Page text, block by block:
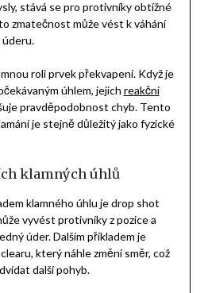
stává se pro protivníky obtížné
zmatečnost může vést k váhání
roli prvek překvapení. Když je
úhlem, jejich reakční
pravděpodobnost chyb. Tento
je stejně důležitý jako fyzické
klamných úhlů
klamného úhlu je drop shot
vyvést protivníky z pozice a
úder. Dalším příkladem je
který náhle změní směr, což
další pohyb.